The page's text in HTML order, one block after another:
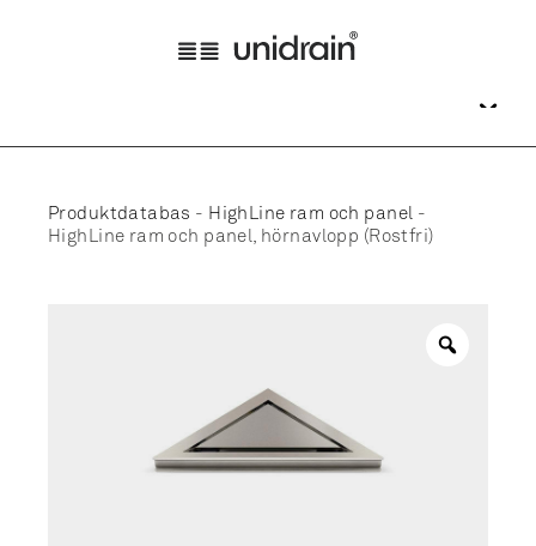
Produktdatabas - HighLine ram och panel -
HighLine ram och panel, hörnavlopp (Rostfri)